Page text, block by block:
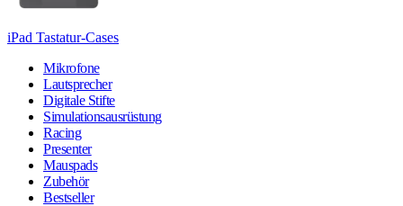
iPad Tastatur-Cases
Mikrofone
Lautsprecher
Digitale Stifte
Simulationsausrüstung
Racing
Presenter
Mauspads
Zubehör
Bestseller